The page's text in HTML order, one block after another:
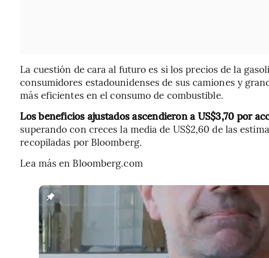
La cuestión de cara al futuro es si los precios de la
consumidores estadounidenses de sus camiones y
más eficientes en el consumo de combustible.
Los beneficios ajustados ascendieron a US$3,70 por
superando con creces la media de US$2,60 de las
recopiladas por Bloomberg.
Lea más en Bloomberg.com